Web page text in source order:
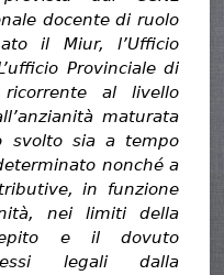
docente di ruolo
il Miur, l’Ufficio
Provinciale di
al livello
maturata
svolto sia a tempo
nonché a
in funzione
nei limiti della
e il dovuto
legali dalla